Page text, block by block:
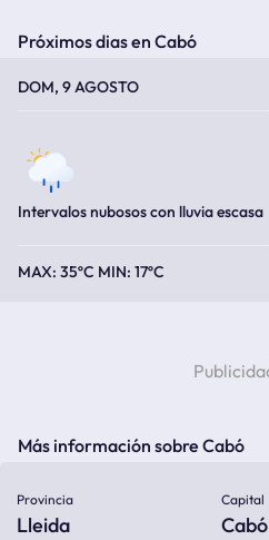
Próximos dias en Cabó
DOM, 9 AGOSTO
Intervalos nubosos con lluvia escasa
35ºC 17ºC
Más información sobre Cabó
Provincia
Lleida
Capital
Cabó